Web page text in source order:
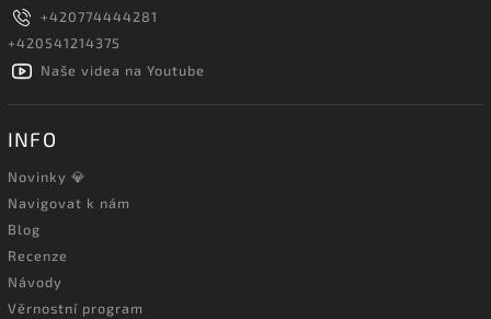
+420774444281
+420541214375
Naše videa na Youtube
INFO
Novinky 💎
Navigovat k nám
Blog
Recenze
Návody
Věrnostní program